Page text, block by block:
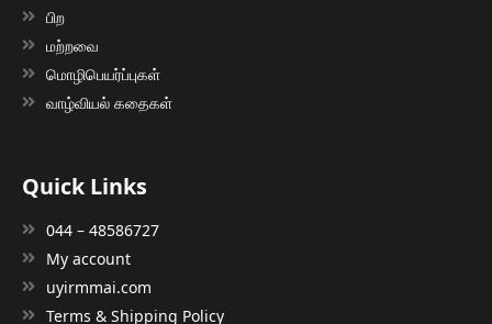
பிற
மற்றவை
மொழிபெயர்ப்புகள்
வாழ்வியல் கதைகள்
Quick Links
044 – 48586727
My account
uyirmmai.com
Terms & Shipping Policy